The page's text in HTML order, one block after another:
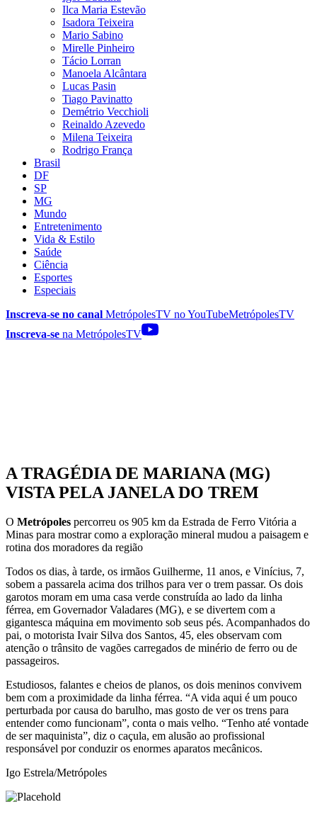
Ilca Maria Estevão
Isadora Teixeira
Mario Sabino
Mirelle Pinheiro
Tácio Lorran
Manoela Alcântara
Lucas Pasin
Tiago Pavinatto
Demétrio Vecchioli
Reinaldo Azevedo
Milena Teixeira
Rodrigo França
Brasil
DF
SP
MG
Mundo
Entretenimento
Vida & Estilo
Saúde
Ciência
Esportes
Especiais
Inscreva-se no canal MetrópolesTV noYouTubeMetrópolesTV
Inscreva-se na MetrópolesTV
A TRAGÉDIA DE MARIANA (MG)
VISTA PELA JANELA DO TREM
O Metrópoles percorreu os 905 km da Estrada de Ferro Vitória a
Minas para mostrar como a exploração mineral mudou a paisagem e
rotina dos moradores da região
Todos os dias, à tarde, os irmãos Guilherme, 11 anos, e Vinícius, 7,
sobem a passarela acima dos trilhos para ver o trem passar. Os dois
garotos moram em uma casa verde construída ao lado da linha
férrea, em Governador Valadares (MG), e se divertem com a
gigantesca máquina em movimento sob seus pés. Acompanhados do
pai, o motorista Ivair Silva dos Santos, 45, eles observam com
atenção o trânsito de vagões carregados de minério de ferro ou de
passageiros.
Estudiosos, falantes e cheios de planos, os dois meninos convivem
bem com a proximidade da linha férrea. “A vida aqui é um pouco
perturbada por causa do barulho, mas gosto de ver os trens para
entender como funcionam”, conta o mais velho. “Tenho até vontade
de ser maquinista”, diz o caçula, em alusão ao profissional
responsável por conduzir os enormes aparatos mecânicos.
Igo Estrela/Metrópoles